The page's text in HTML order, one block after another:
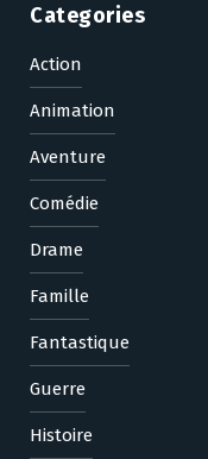
Categories
Action
Animation
Aventure
Comédie
Drame
Famille
Fantastique
Guerre
Histoire